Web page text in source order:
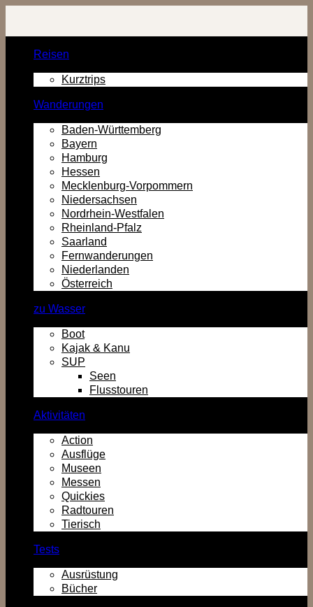
Inhalt
Reisen
Kurztrips
Wanderungen
Baden-Württemberg
Bayern
Hamburg
Hessen
Mecklenburg-Vorpommern
Niedersachsen
Nordrhein-Westfalen
Rheinland-Pfalz
Saarland
Fernwanderungen
Niederlanden
Österreich
zu Wasser
Boot
Kajak & Kanu
SUP
Seen
Flusstouren
Aktivitäten
Action
Ausflüge
Museen
Messen
Quickies
Radtouren
Tierisch
Tests
Ausrüstung
Bücher